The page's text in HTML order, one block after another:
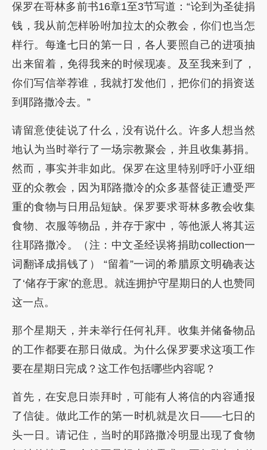
保罗在哥林多前书16章1至3节写道：“论到为圣徒捐
钱，我从前怎样吩咐加拉太的众教会，你们也当怎
样行。每逢七日的第一日，各人要照自己的进项抽
出来留着，免得我来的时候现凑。及至我来到了，
你们写信举荐谁，我就打发他们，把你们的捐资送
到耶路撒冷去。”
请留意使徒说了什么，没有说什么。许多人想当然
地认为当时举行了一场宗教聚会，并且收集募捐。
然而，事实并非如此。保罗在这里特别呼吁小亚细
亚的众教会，因为耶路撒冷的众多基督徒正遭受严
重的食物与日用品短缺。保罗要求哥林多教会收集
食物、衣服等物品，并存于家中，等他派人将其运
往耶路撒冷。（注：中文圣经误将捐助collection一
词翻译成捐钱了） “留着”一词的希腊原文明确表达
了‘储存于家’的意思。就连拥护守星期日的人也赞同
这一点。
那个星期天，并未举行任何礼拜。收集并储备物品
的工作都要在那日做成。为什么保罗要求这项工作
要在星期日完成？这工作包括哪些内容呢？
首先，在安息日崇拜时，可能有人将信的内容通报
了信徒。做此工作的第一时机就是次日——七日的
头一日。请记住，当时的耶路撒冷明显出现了食物